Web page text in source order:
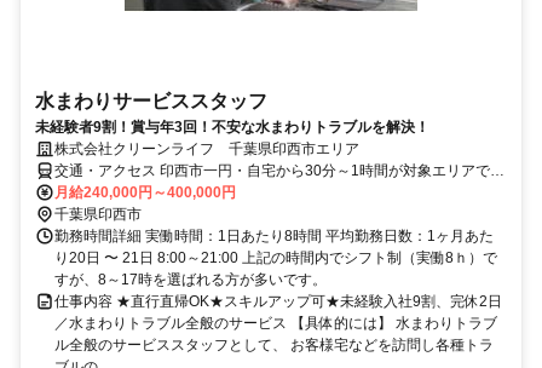
水まわりサービススタッフ
未経験者9割！賞与年3回！不安な水まわりトラブルを解決！
株式会社クリーンライフ 千葉県印西市エリア
交通・アクセス 印西市一円・自宅から30分～1時間が対象エリアです
（直行直帰）。
月給240,000円～400,000円
千葉県印西市
勤務時間詳細 実働時間：1日あたり8時間 平均勤務日数：1ヶ月あた
り20日 〜 21日 8:00～21:00 上記の時間内でシフト制（実働8ｈ）で
すが、8～17時を選ばれる方が多いです。
仕事内容 ★直行直帰OK★スキルアップ可★未経験入社9割、完休2日
／水まわりトラブル全般のサービス 【具体的には】 水まわりトラブ
ル全般のサービススタッフとして、 お客様宅などを訪問し各種トラ